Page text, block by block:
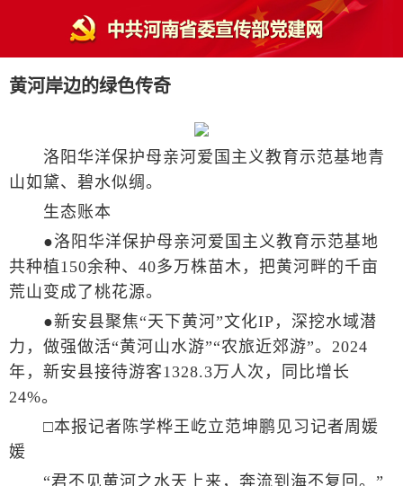
黄河岸边的绿色传奇
洛阳华洋保护母亲河爱国主义教育示范基地青
山如黛、碧水似绸。
生态账本
●洛阳华洋保护母亲河爱国主义教育示范基地
共种植150余种、40多万株苗木，把黄河畔的千亩
荒山变成了桃花源。
●新安县聚焦“天下黄河”文化IP，深挖水域潜
力，做强做活“黄河山水游”“农旅近郊游”。2024
年，新安县接待游客1328.3万人次，同比增长
24%。
□本报记者陈学桦王屹立范坤鹏见习记者周媛
媛
“君不见黄河之水天上来，奔流到海不复回。”